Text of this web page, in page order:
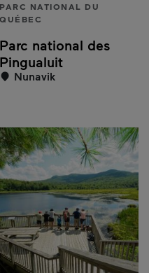
personnes à mobilité
PARC NATIONAL DU
QUÉBEC
Parc national des
Pingualuit
Nunavik